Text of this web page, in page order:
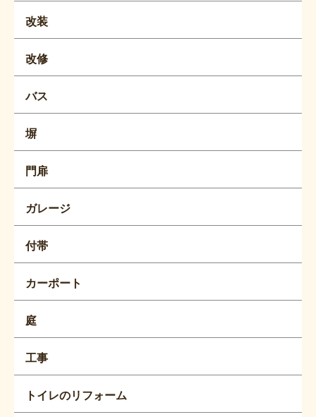
改装
改修
バス
塀
門扉
ガレージ
付帯
カーポート
庭
工事
トイレのリフォーム